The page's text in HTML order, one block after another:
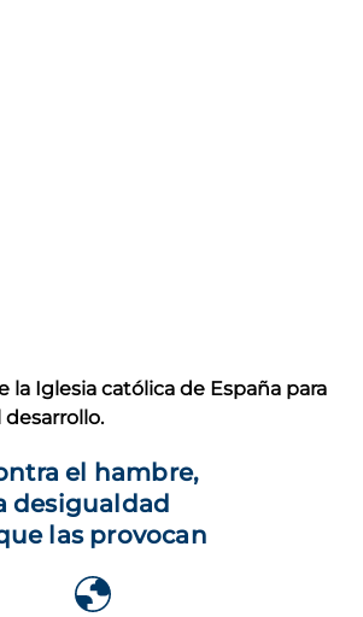
la Iglesia católica de España para
desarrollo.
el hambre,
desigualdad
las provocan